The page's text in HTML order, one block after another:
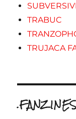
TRABUC
TRUJACA